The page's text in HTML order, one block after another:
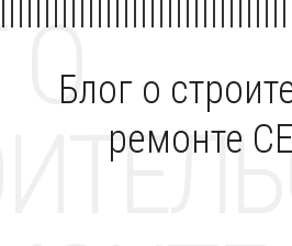
Блог о
ремонте
О